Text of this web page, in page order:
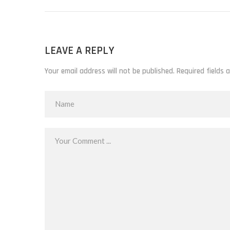
LEAVE A REPLY
Your email address will not be published. Required fields